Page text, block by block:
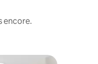
encore.